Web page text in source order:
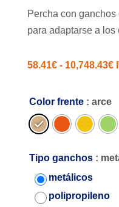
Percha con
para adaptarse a los
58.41€ - 10,748.43€
Color frente : arce
Tipo ganchos :
metálicos
polipropileno